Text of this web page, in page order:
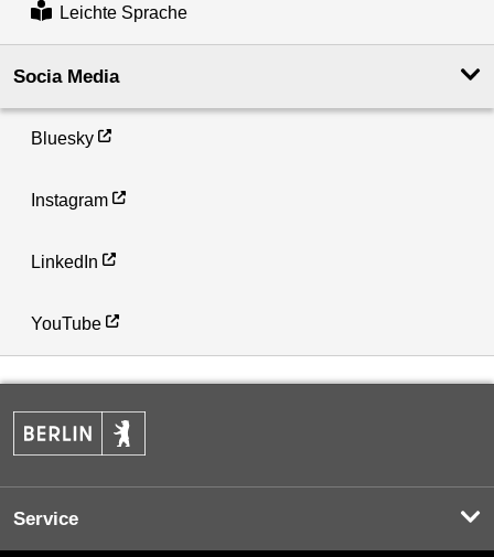
Leichte Sprache
Socia Media
Bluesky
Instagram
LinkedIn
YouTube
Service